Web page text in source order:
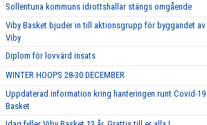
Sollentuna kommuns idrottshallar stängs omgående
Viby Basket bjuder in till aktionsgrupp för byggandet
Viby
Diplom för lovvärd insats
WINTER HOOPS 28-30 DECEMBER
Uppdaterad information kring hanteringen runt Covid-
Basket